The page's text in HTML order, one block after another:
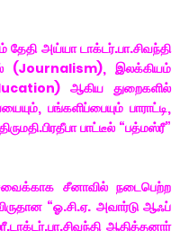
அய்யா டாக்டர்.பா.சிவந்தி
(Journalism), இலக்கியம்
ஆகிய துறைகளில்
பங்களிப்பையும் பாராட்டி,
பாட்டீல் “பத்மஸ்ரீ”
சீனாவில் நடைபெற்ற
“ஓ.சி.ஏ. அவார்டு ஆஃப்
ஆதித்தனார்